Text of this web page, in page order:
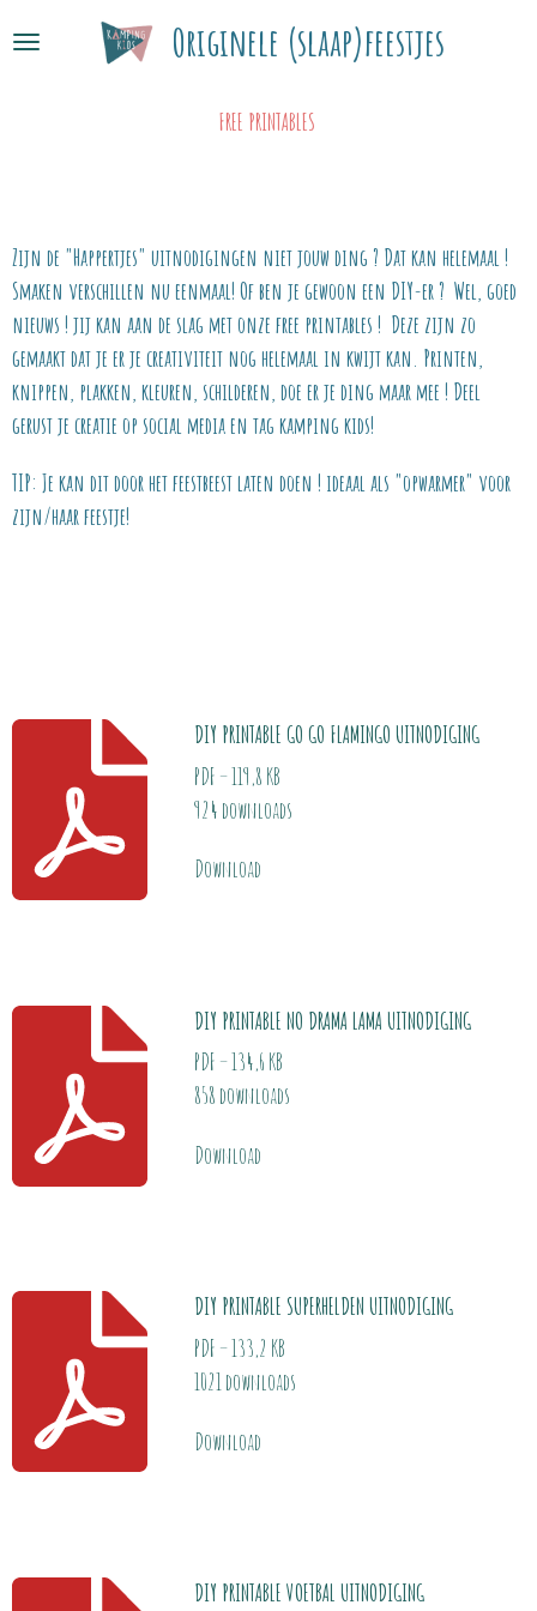
Originele (slaap)feestjes
FREE PRINTABLES
Zijn de "Happertjes" uitnodigingen niet jouw ding ? Dat kan helemaal !
Smaken verschillen nu eenmaal! Of ben je gewoon een DIY-er ? Wel, goed
nieuws ! jij kan aan de slag met onze free printables ! Deze zijn zo
gemaakt dat je er je creativiteit nog helemaal in kwijt kan. Printen,
knippen, plakken, kleuren, schilderen, doe er je ding maar mee ! Deel
gerust je creatie op social media en tag kamping kids!
TIP: Je kan dit door het feestbeest laten doen ! ideaal als "opwarmer" voor
zijn/haar feestje!
DIY PRINTABLE GO GO FLAMINGO UITNODIGING
PDF – 119,8 KB
924 downloads
Download
DIY PRINTABLE NO DRAMA LAMA UITNODIGING
PDF – 134,6 KB
858 downloads
Download
DIY PRINTABLE SUPERHELDEN UITNODIGING
PDF – 133,2 KB
1021 downloads
Download
DIY PRINTABLE VOETBAL UITNODIGING